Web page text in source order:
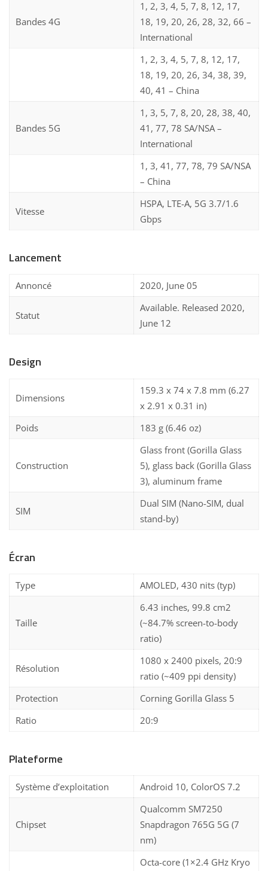
Bandes 4G
1, 2, 3, 4, 5, 7, 8, 12, 17,
18, 19, 20, 26, 28, 32, 66 –
International
1, 2, 3, 4, 5, 7, 8, 12, 17,
18, 19, 20, 26, 34, 38, 39,
40, 41 – China
Bandes 5G
1, 3, 5, 7, 8, 20, 28, 38, 40,
41, 77, 78 SA/NSA –
International
1, 3, 41, 77, 78, 79 SA/NSA
– China
Vitesse
HSPA, LTE-A, 5G 3.7/1.6
Gbps
Lancement
Annoncé 2020, June 05
Statut
Available. Released 2020,
June 12
Design
Dimensions
159.3 x 74 x 7.8 mm (6.27
x 2.91 x 0.31 in)
Poids
183 g (6.46 oz)
Construction
Glass front (Gorilla Glass
5), glass back (Gorilla Glass
3), aluminum frame
SIM
Dual SIM (Nano-SIM, dual
stand-by)
Écran
Type AMOLED, 430 nits (typ)
Taille
6.43 inches, 99.8 cm2
(~84.7% screen-to-body
ratio)
Résolution
1080 x 2400 pixels, 20:9
ratio (~409 ppi density)
Protection
Corning Gorilla Glass 5
Ratio
20:9
Plateforme
Système d’exploitation Android 10, ColorOS 7.2
Chipset
Qualcomm SM7250
Snapdragon 765G 5G (7
nm)
Octa-core (1×2.4 GHz Kryo